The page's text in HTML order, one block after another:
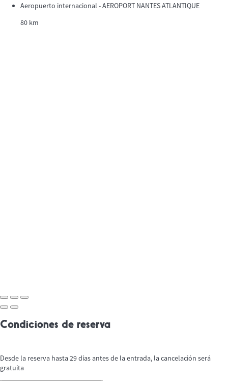
Aeropuerto internacional - AEROPORT NANTES ATLANTIQUE
80 km
Condiciones de reserva
Desde la reserva hasta 29 días antes de la entrada, la cancelación será
gratuita